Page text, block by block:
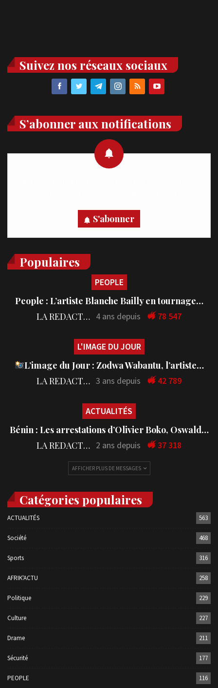
Suivez nos réseaux sociaux
S’abonner aux notifications
S'abonner
Populaires
PEOPLE
People : L’artiste Blanche Bailly en tournage…
LA REDACTION 4 ans depuis 78 547
L'IMAGE DU JOUR
L’image du Jour : Zodwa Wabantu, l’artiste…
LA REDACTION 3 ans depuis 42 789
ACTUALITÉS
Bénin : Les arrestations d’Olivier Boko, Oswald…
LA REDACTION 2 ans depuis 37 318
AFFICHER PLUS DE MESSAGES
Catégories populaires
ACTUALITÉS 563
Société 468
Sports 316
AFRIK'ACTU 258
Politique 229
Culture 227
Drame 211
Sécurité 177
PEOPLE 116